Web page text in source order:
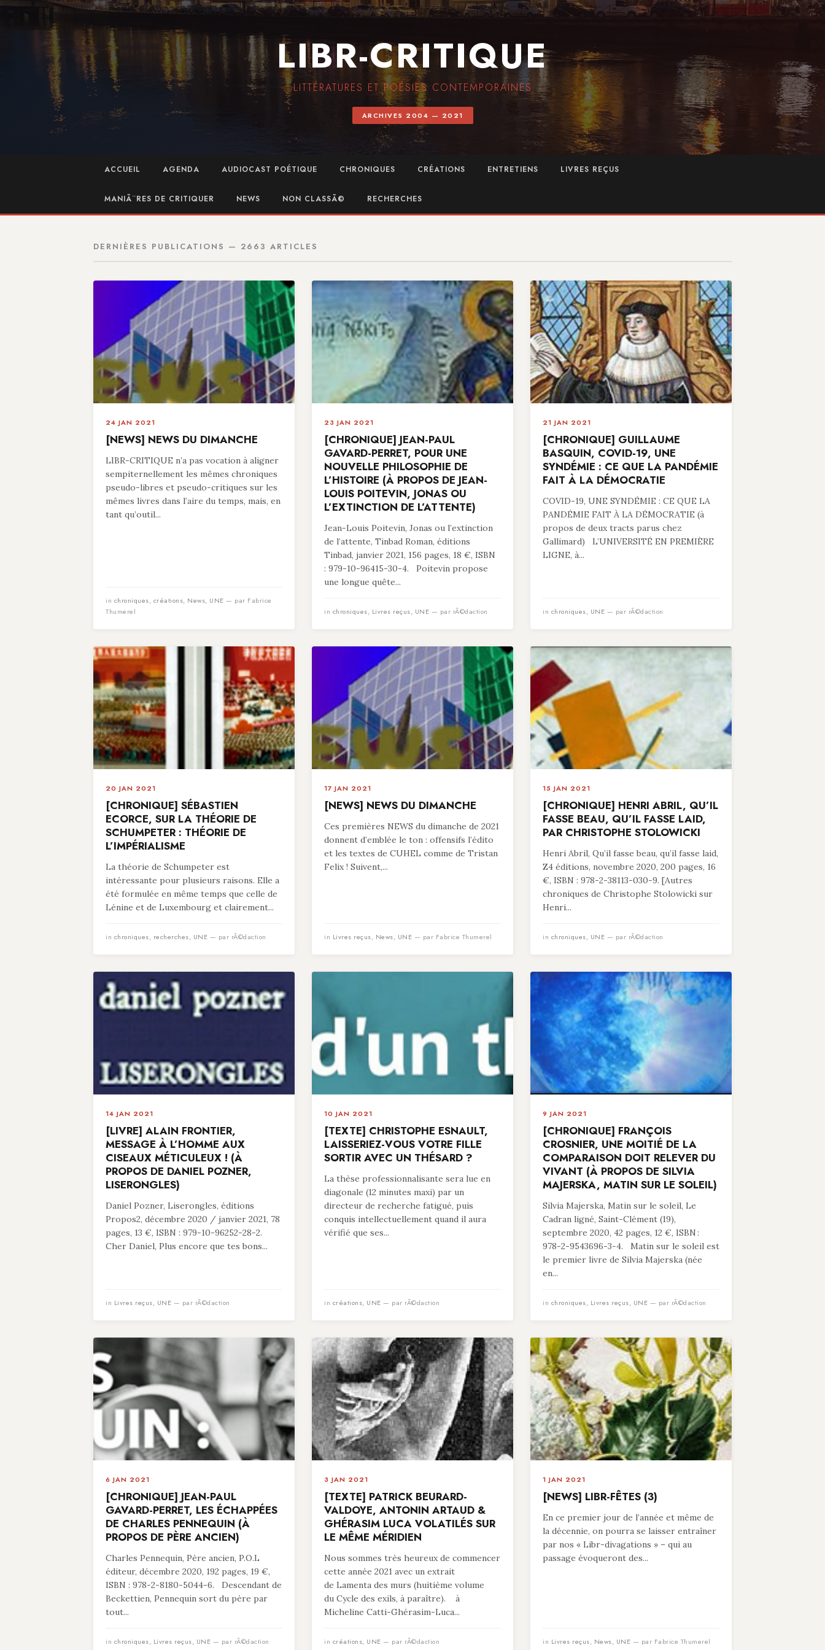
LIBR-CRITIQUE
LITTÉRATURES ET POÉSIES CONTEMPORAINES
ARCHIVES 2004 — 2021
ACCUEIL AGENDA AUDIOCAST POÉTIQUE CHRONIQUES CRÉATIONS ENTRETIENS LIVRES REÇUS
MANIÃ¨RES DE CRITIQUER NEWS NON CLASSÃ© RECHERCHES
DERNIÈRES PUBLICATIONS — 2663 ARTICLES
24 JAN 2021
[NEWS] NEWS DU DIMANCHE
LIBR-CRITIQUE n’a pas vocation à aligner
sempiternellement les mêmes chroniques
pseudo-libres et pseudo-critiques sur les
mêmes livres dans l’aire du temps, mais, en
tant qu’outil...
in chroniques, créations, News, UNE — par Fabrice
Thumerel
23 JAN 2021
[CHRONIQUE] JEAN-PAUL
GAVARD-PERRET, POUR UNE
NOUVELLE PHILOSOPHIE DE
L’HISTOIRE (À PROPOS DE JEAN-
LOUIS POITEVIN, JONAS OU
L’EXTINCTION DE L’ATTENTE)
Jean-Louis Poitevin, Jonas ou l’extinction
de l’attente, Tinbad Roman, éditions
Tinbad, janvier 2021, 156 pages, 18 €, ISBN
: 979-10-96415-30-4. Poitevin propose
une longue quête...
in chroniques, Livres reçus, UNE — par rÃ©daction
21 JAN 2021
[CHRONIQUE] GUILLAUME
BASQUIN, COVID-19, UNE
SYNDÉMIE : CE QUE LA PANDÉMIE
FAIT À LA DÉMOCRATIE
COVID-19, UNE SYNDÉMIE : CE QUE LA
PANDÉMIE FAIT À LA DÉMOCRATIE (à
propos de deux tracts parus chez
Gallimard) L’UNIVERSITÉ EN PREMIÈRE
LIGNE, à...
in chroniques, UNE — par rÃ©daction
20 JAN 2021
[CHRONIQUE] SÉBASTIEN
ECORCE, SUR LA THÉORIE DE
SCHUMPETER : THÉORIE DE
L’IMPÉRIALISME
La théorie de Schumpeter est
intéressante pour plusieurs raisons. Elle a
été formulée en même temps que celle de
Lénine et de Luxembourg et clairement...
in chroniques, recherches, UNE — par rÃ©daction
17 JAN 2021
[NEWS] NEWS DU DIMANCHE
Ces premières NEWS du dimanche de 2021
donnent d’emblée le ton : offensifs l’édito
et les textes de CUHEL comme de Tristan
Felix ! Suivent,...
in Livres reçus, News, UNE — par Fabrice Thumerel
15 JAN 2021
[CHRONIQUE] HENRI ABRIL, QU’IL
FASSE BEAU, QU’IL FASSE LAID,
PAR CHRISTOPHE STOLOWICKI
Henri Abril, Qu’il fasse beau, qu’il fasse laid,
Z4 éditions, novembre 2020, 200 pages, 16
€, ISBN : 978-2-38113-030-9. [Autres
chroniques de Christophe Stolowicki sur
Henri...
in chroniques, UNE — par rÃ©daction
14 JAN 2021
[LIVRE] ALAIN FRONTIER,
MESSAGE À L’HOMME AUX
CISEAUX MÉTICULEUX ! (À
PROPOS DE DANIEL POZNER,
LISERONGLES)
Daniel Pozner, Liserongles, éditions
Propos2, décembre 2020 / janvier 2021, 78
pages, 13 €, ISBN : 979-10-96252-28-2.
Cher Daniel, Plus encore que tes bons...
in Livres reçus, UNE — par rÃ©daction
10 JAN 2021
[TEXTE] CHRISTOPHE ESNAULT,
LAISSERIEZ-VOUS VOTRE FILLE
SORTIR AVEC UN THÉSARD ?
La thèse professionnalisante sera lue en
diagonale (12 minutes maxi) par un
directeur de recherche fatigué, puis
conquis intellectuellement quand il aura
vérifié que ses...
in créations, UNE — par rÃ©daction
9 JAN 2021
[CHRONIQUE] FRANÇOIS
CROSNIER, UNE MOITIÉ DE LA
COMPARAISON DOIT RELEVER DU
VIVANT (À PROPOS DE SILVIA
MAJERSKA, MATIN SUR LE SOLEIL)
Silvia Majerska, Matin sur le soleil, Le
Cadran ligné, Saint-Clément (19),
septembre 2020, 42 pages, 12 €, ISBN :
978-2-9543696-3-4. Matin sur le soleil est
le premier livre de Silvia Majerska (née
en...
in chroniques, Livres reçus, UNE — par rÃ©daction
6 JAN 2021
[CHRONIQUE] JEAN-PAUL
GAVARD-PERRET, LES ÉCHAPPÉES
DE CHARLES PENNEQUIN (À
PROPOS DE PÈRE ANCIEN)
Charles Pennequin, Père ancien, P.O.L
éditeur, décembre 2020, 192 pages, 19 €,
ISBN : 978-2-8180-5044-6. Descendant de
Beckettien, Pennequin sort du père par
tout...
in chroniques, Livres reçus, UNE — par rÃ©daction
3 JAN 2021
[TEXTE] PATRICK BEURARD-
VALDOYE, ANTONIN ARTAUD &
GHÉRASIM LUCA VOLATILÉS SUR
LE MÊME MÉRIDIEN
Nous sommes très heureux de commencer
cette année 2021 avec un extrait
de Lamenta des murs (huitième volume
du Cycle des exils, à paraître). à
Micheline Catti-Ghérasim-Luca...
in créations, UNE — par rÃ©daction
1 JAN 2021
[NEWS] LIBR-FÊTES (3)
En ce premier jour de l’année et même de
la décennie, on pourra se laisser entraîner
par nos « Libr-divagations » – qui au
passage évoqueront des...
in Livres reçus, News, UNE — par Fabrice Thumerel